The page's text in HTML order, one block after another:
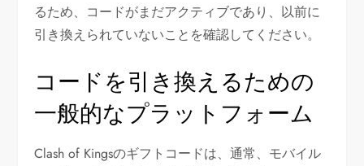
るため、コードがまだアクティブであり、以前に
引き換えられていないことを確認してください。
コードを引き換えるための
一般的なプラットフォーム
Clash of Kingsのギフトコードは、通常、モバイル